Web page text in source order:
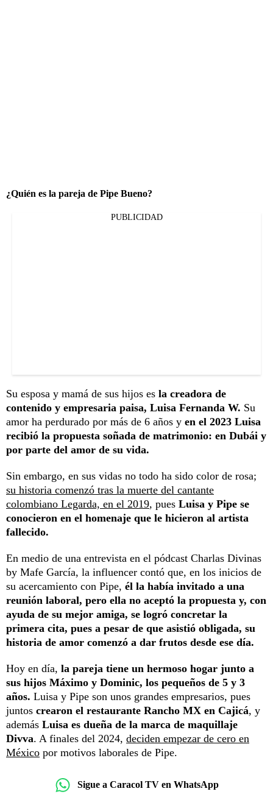
¿Quién es la pareja de Pipe Bueno?
PUBLICIDAD
Su esposa y mamá de sus hijos es la creadora de
contenido y empresaria paisa, Luisa Fernanda W. Su
amor ha perdurado por más de 6 años y en el 2023 Luisa
recibió la propuesta soñada de matrimonio: en Dubái y
por parte del amor de su vida.
Sin embargo, en sus vidas no todo ha sido color de rosa;
su historia comenzó tras la muerte del cantante
colombiano Legarda, en el 2019, pues Luisa y Pipe se
conocieron en el homenaje que le hicieron al artista
fallecido.
En medio de una entrevista en el pódcast Charlas Divinas
by Mafe García, la influencer contó que, en los inicios de
su acercamiento con Pipe, él la había invitado a una
reunión laboral, pero ella no aceptó la propuesta y, con
ayuda de su mejor amiga, se logró concretar la
primera cita, pues a pesar de que asistió obligada, su
historia de amor comenzó a dar frutos desde ese día.
Hoy en día, la pareja tiene un hermoso hogar junto a
sus hijos Máximo y Dominic, los pequeños de 5 y 3
años. Luisa y Pipe son unos grandes empresarios, pues
juntos crearon el restaurante Rancho MX en Cajicá, y
además Luisa es dueña de la marca de maquillaje
Divva. A finales del 2024, deciden empezar de cero en
México por motivos laborales de Pipe.
Sigue a Caracol TV en WhatsApp